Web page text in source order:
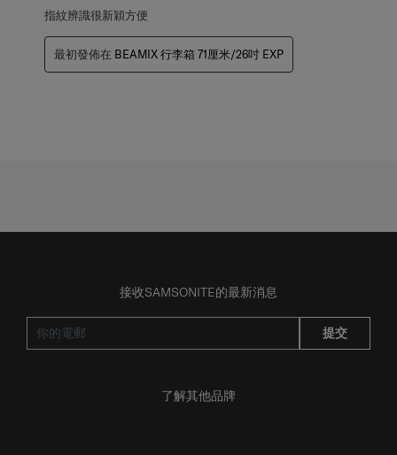
指紋辨識很新穎方便
最初發佈在 BEAMIX 行李箱 71厘米/26吋 EXP
接收SAMSONITE的最新消息
提交
了解其他品牌